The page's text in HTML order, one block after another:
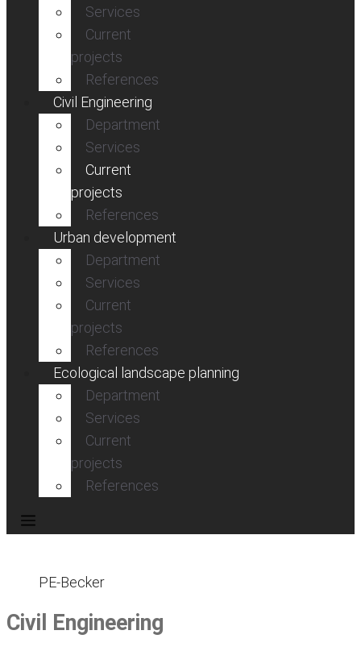
Services
Current
projects
References
Civil Engineering
Department
Services
Current
projects
References
Urban development
Department
Services
Current
projects
References
Ecological landscape planning
Department
Services
Current
projects
References
PE-Becker
Civil Engineering